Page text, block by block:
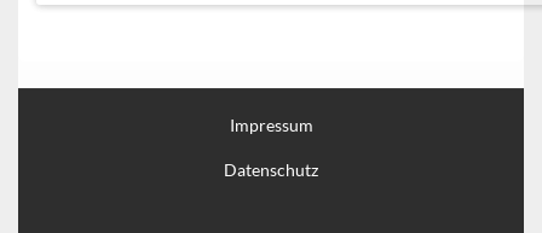
Impressum
Datenschutz